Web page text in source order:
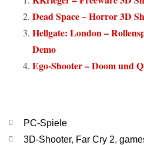
Dead Space – Horror 3D
Hellgate: London –
Demo
Ego-Shooter – Doom und
Kategorien
PC-Spiele
Schlagwörter
3D-Shooter, Far Cry 2,